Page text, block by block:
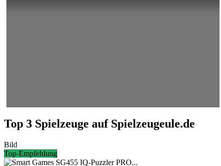
Top 3 Spielzeuge auf Spielzeugeule.de
Bild
Top-Empfehlung